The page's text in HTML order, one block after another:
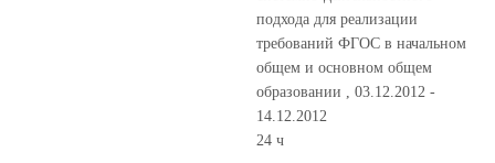
подхода для реализации
требований ФГОС в начальном
общем и основном общем
образовании , 03.12.2012 -
14.12.2012
24 ч